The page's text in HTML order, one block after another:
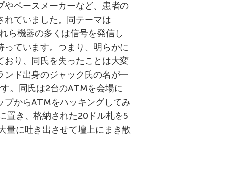
やペースメーカーなど、患者の
れていました。同テーマは
ら機器の多くは信号を発信し
っています。つまり、明らかに
おり、同氏を失ったことは大変
ド出身のジャック氏の名が一
。同氏は2台のATMを会場に
プからATMをハッキングしてみ
置き、格納された20ドル札を5
量に吐き出させて壇上にまき散